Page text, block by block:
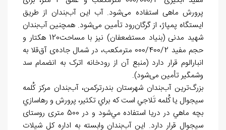
پرورش ماهی استفاده میشود. آب این آببندان از طریق
ایستگاه پمپاژ، از گرگانرود تأمین میشود. همچنین آببندان
شهید مدنی (بنیاد مستضعفان) نیز با مساحت120 هکتار و
حجم مفید 000/400/2 مترمکعب، در شمال جاده
ی آققلا به
انبارالوم قرار دارد (منبع آن از رودخانه اترک به انضمام سد
وشمگیر تأمین میشود).
بزرگترین آببندان شهرستان بندرتركمن، آببندان مرکز کُلمه
سیجوال يا كُلمه تَلاجي است که براي تكثير، پرورش و رهاسازي
بچه ماهي در دريا استفاده مي
شود و در 500 متری روستای
سیجوال قرار دارد. این آببندان وابسته به اداره کل شیلات